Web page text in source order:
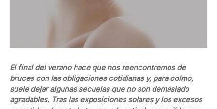
El final del verano hace que nos reencontremos de
bruces con las obligaciones cotidianas y, para colmo,
suele dejar algunas secuelas que no son demasiado
agradables. Tras las exposiciones solares y los excesos